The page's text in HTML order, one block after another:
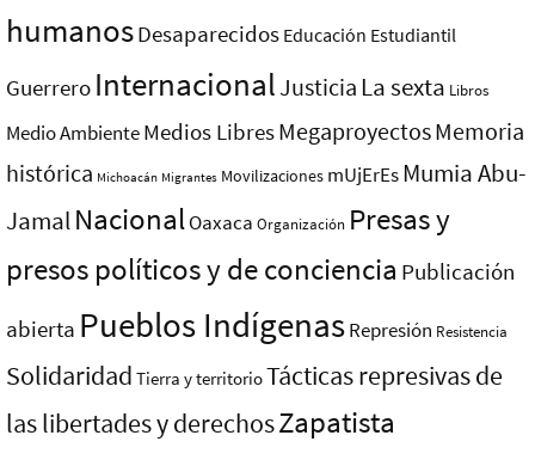
humanosDesaparecidos Educación Estudiantil
Guerrero InternacionalJusticia La sexta Libros
Medio AmbienteMedios LibresMegaproyectosMemoria
histórica Michoacán Migrantes Movilizaciones mUjErEsMumia Abu-
JamalNacionalOaxaca Organización Presas y
presos polí­ticos y de conciencia Publicación
abierta Pueblos Indí­genasRepresión Resistencia
Solidaridad Tierra y territorioTácticas represivas de
las libertades y derechosZapatista